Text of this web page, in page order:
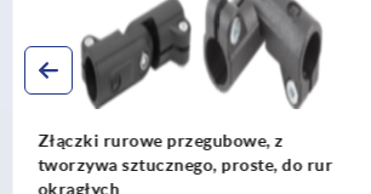
Złączki rurowe przegubowe, z
tworzywa sztucznego, proste, do rur
okrągłych